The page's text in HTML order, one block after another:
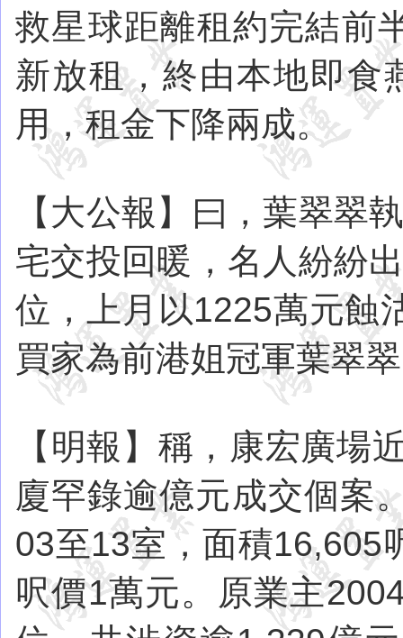
救星球距離租約完結前
新放租，終由本地即食
用，租金下降兩成。
【大公報】曰，葉翠翠
宅交投回暖，名人紛紛
位，上月以1225萬元蝕
買家為前港姐冠軍葉翠
【明報】稱，康宏廣場
廈罕錄逾億元成交個案
03至13室，面積16,605
呎價1萬元。原業主